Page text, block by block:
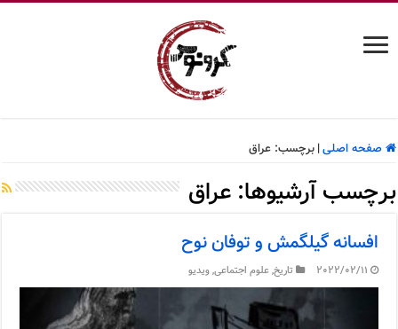
صفحه اصلی| برچسب:عراق
برچسب آرشیوها:عراق
افسانه گیلگمش و توفان نوح
2022/02/11 تاریخ,علوم اجتماعی,ویدیو